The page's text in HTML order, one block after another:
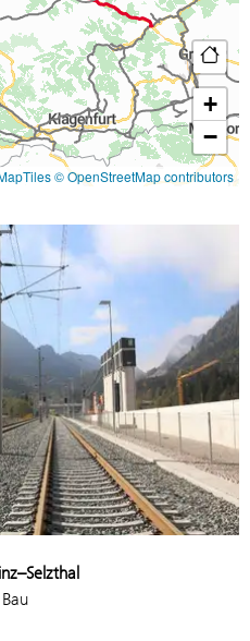
+
−
© OpenStreetMap contributors